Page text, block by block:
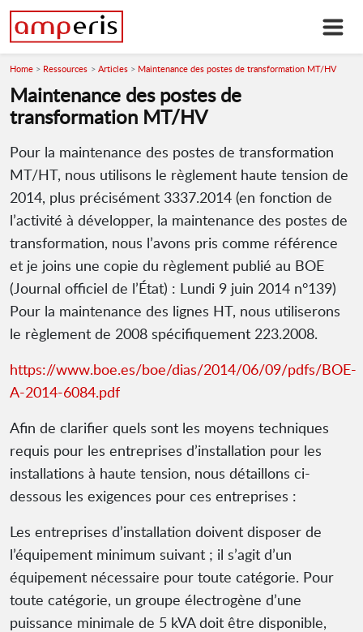
Home Ressources Articles Maintenance des postes de transformation MT/HV
Maintenance des postes de
transformation MT/HV
Pour la maintenance des postes de transformation
MT/HT, nous utilisons le règlement haute tension de
2014, plus précisément 3337.2014 (en fonction de
l’activité à développer, la maintenance des postes de
transformation, nous l’avons pris comme référence
et je joins une copie du règlement publié au BOE
(Journal officiel de l’État) : Lundi 9 juin 2014 n°139)
Pour la maintenance des lignes HT, nous utiliserons
le règlement de 2008 spécifiquement 223.2008.
https://www.boe.es/boe/dias/2014/06/09/pdfs/BOE-
A-2014-6084.pdf
Afin de clarifier quels sont les moyens techniques
requis pour les entreprises d’installation pour les
installations à haute tension, nous détaillons ci-
dessous les exigences pour ces entreprises :
Les entreprises d’installation doivent disposer de
l’équipement minimum suivant ; il s’agit d’un
équipement nécessaire pour toute catégorie. Pour
toute catégorie, un groupe électrogène d’une
puissance minimale de 5 kVA doit être disponible,